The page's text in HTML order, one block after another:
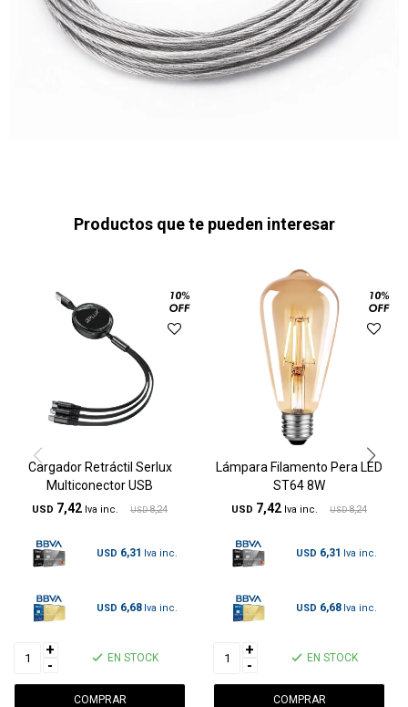
Productos que te pueden interesar
Cargador Retráctil Serlux
Multiconector USB
USD 7,42 USD 8,24
USD 6,31
USD 6,68
+
-
EN STOCK
Lámpara Filamento Pera LED
ST64 8W
USD 7,42 USD 8,24
USD 6,31
USD 6,68
+
-
EN STOCK